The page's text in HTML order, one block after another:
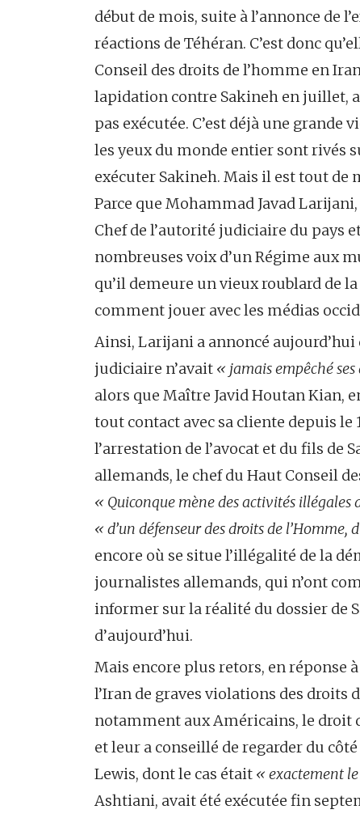
début de mois, suite à l’annonce de
réactions de Téhéran. C’est donc
Conseil des droits de l’homme en
lapidation contre Sakineh en juillet,
pas exécutée. C’est déjà une
les yeux du monde entier sont rivés
exécuter Sakineh. Mais il est tout
Parce que Mohammad Javad
Chef de l’autorité judiciaire du pays
nombreuses voix d’un Régime aux
qu’il demeure un vieux roublard de
comment jouer avec les médias
Ainsi, Larijani a annoncé
judiciaire n’avait « jamais empêché
alors que Maître Javid Houtan Kian,
tout contact avec sa cliente depuis
l’arrestation de l’avocat et du fils de
allemands, le chef du Haut Conseil
« Quiconque mène des activités
« d’un défenseur des droits de
encore où se situe l’illégalité de la
journalistes allemands, qui n’ont
informer sur la réalité du dossier de
d’aujourd’hui.
Mais encore plus retors, en réponse
l’Iran de graves violations des droits
notamment aux Américains, le droit
et leur a conseillé de regarder du
Lewis, dont le cas était « exactement
Ashtiani, avait été exécutée fin